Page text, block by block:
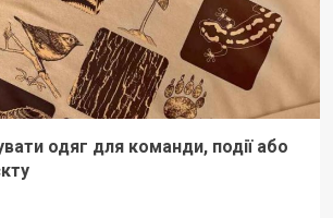
одяг для команди, події або